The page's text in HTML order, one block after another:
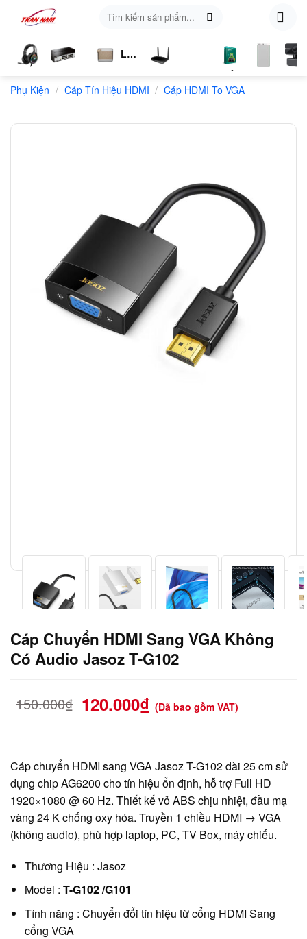
content
kiếm:
Nghe
Chia
Loa
LTE
Sóng
Phần
Mềm
Phụ Kiện / Cáp Tín Hiệu HDMI / Cáp HDMI To VGA
Cáp Chuyển HDMI Sang VGA Không
Có Audio Jasoz T-G102
150.000₫ 120.000₫ (Đã bao gồm VAT)
Cáp chuyển HDMI sang VGA Jasoz T-G102 dài 25 cm sử
dụng chip AG6200 cho tín hiệu ổn định, hỗ trợ Full HD
1920×1080 @ 60 Hz. Thiết kế vỏ ABS chịu nhiệt, đầu mạ
vàng 24 K chống oxy hóa. Truyền 1 chiều HDMI → VGA
(không audio), phù hợp laptop, PC, TV Box, máy chiếu.
Thương Hiệu : Jasoz
Model : T-G102 /G101
Tính năng : Chuyển đổi tín hiệu từ cổng HDMI Sang
cổng VGA